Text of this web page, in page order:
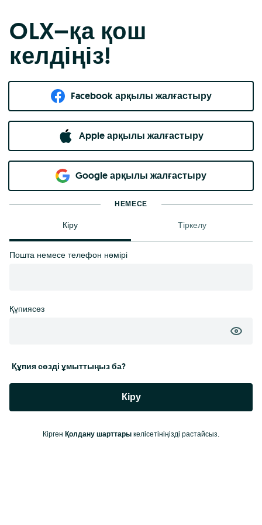
OLX–қа қош
келдіңіз!
Facebook арқылы жалғастыру
Apple арқылы жалғастыру
Google арқылы жалғастыру
НЕМЕСЕ
Кіру Тіркелу
Пошта немесе телефон нөмірі
Құпиясөз
Құпия сөзді ұмыттыңыз ба?
Кіру
Кірген Қолдану шарттары келісетініңізді растайсыз.